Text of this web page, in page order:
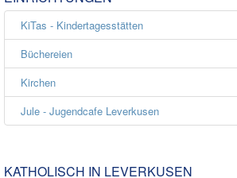
KiTas - Kindertagesstätten
Büchereien
Kirchen
Jule - Jugendcafe Leverkusen
KATHOLISCH IN LEVERKUSEN